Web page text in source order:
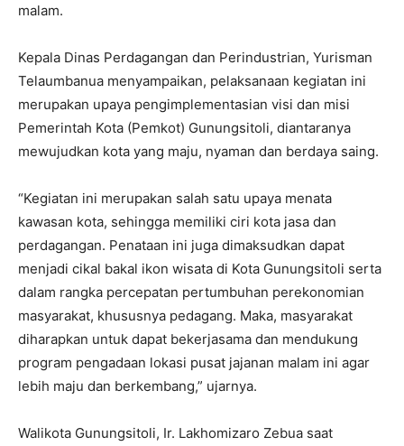
malam.
Kepala Dinas Perdagangan dan Perindustrian, Yurisman
Telaumbanua menyampaikan, pelaksanaan kegiatan ini
merupakan upaya pengimplementasian visi dan misi
Pemerintah Kota (Pemkot) Gunungsitoli, diantaranya
mewujudkan kota yang maju, nyaman dan berdaya saing.
“Kegiatan ini merupakan salah satu upaya menata
kawasan kota, sehingga memiliki ciri kota jasa dan
perdagangan. Penataan ini juga dimaksudkan dapat
menjadi cikal bakal ikon wisata di Kota Gunungsitoli serta
dalam rangka percepatan pertumbuhan perekonomian
masyarakat, khususnya pedagang. Maka, masyarakat
diharapkan untuk dapat bekerjasama dan mendukung
program pengadaan lokasi pusat jajanan malam ini agar
lebih maju dan berkembang,” ujarnya.
Walikota Gunungsitoli, Ir. Lakhomizaro Zebua saat